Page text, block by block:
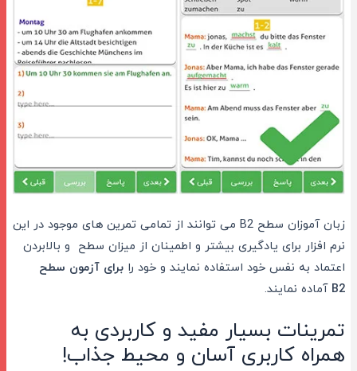
زبان آموزان سطح B2 می توانند از تمامی تمرین های موجود در این
نرم افزار برای یادگیری بیشتر و اطمینان از میزان سطح و بالابردن
اعتماد به نفس خود استفاده نمایند و خود رابرای آزمون سطح
B2آماده نمایند.
تمرینات بسیار مفید و کاربردی به
همراه کاربری آسان و محیط جذاب!